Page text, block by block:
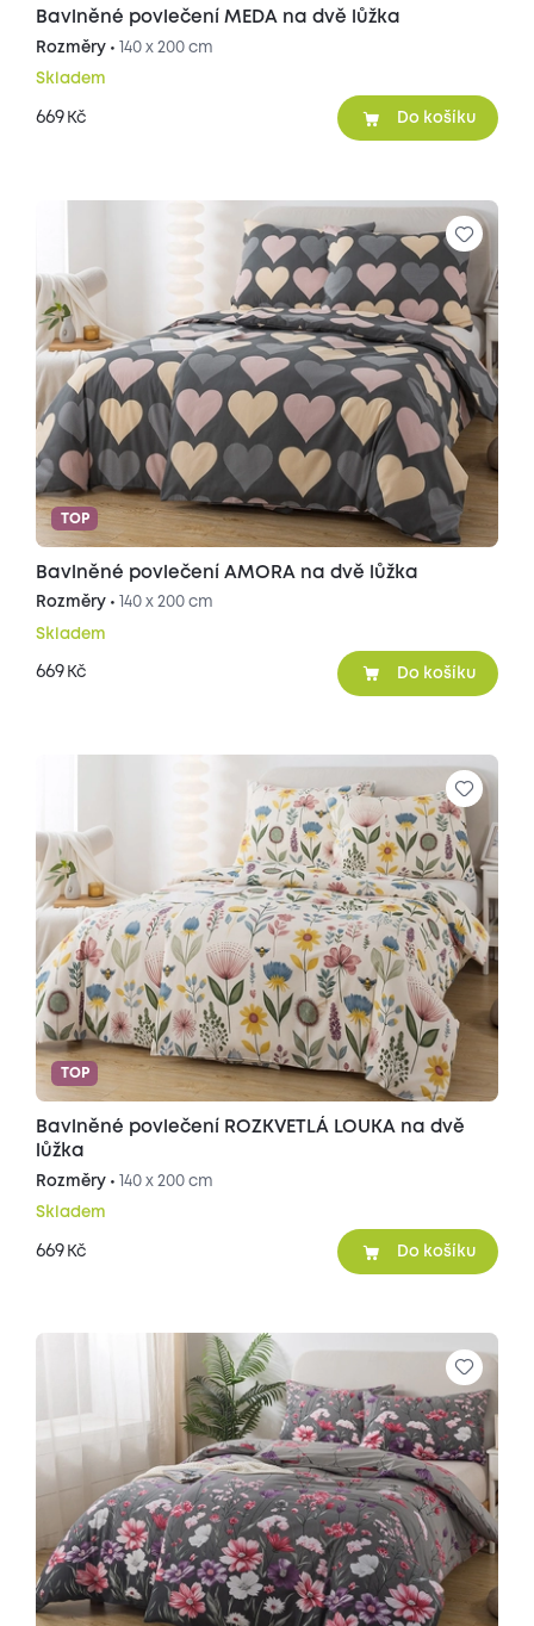
Bavlněné povlečení MEDA na dvě lůžka
Rozměry • 140 x 200 cm
Skladem
669 Kč Do košíku
TOP
Bavlněné povlečení AMORA na dvě lůžka
Rozměry • 140 x 200 cm
Skladem
669 Kč Do košíku
TOP
Bavlněné povlečení ROZKVETLÁ LOUKA na dvě
lůžka
Rozměry • 140 x 200 cm
Skladem
669 Kč Do košíku